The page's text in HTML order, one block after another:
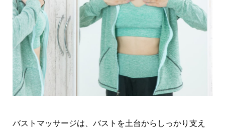
バストマッサージは、バストを土台からしっかり支え